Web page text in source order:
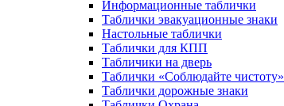
Информационные таблички
Таблички эвакуационные знаки
Настольные таблички
Таблички для КПП
Табличики на дверь
Таблички «Соблюдайте чистоту»
Таблички дорожные знаки